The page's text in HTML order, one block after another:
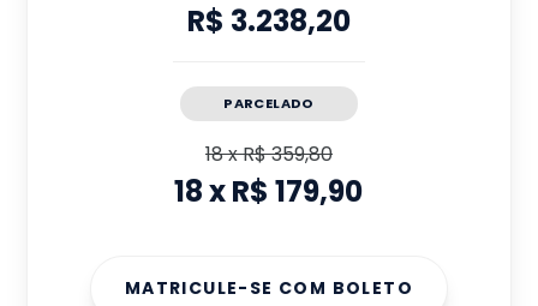
R$ 3.238,20
PARCELADO
18xR$ 359,80
18xR$ 179,90
MATRICULE-SE COM BOLETO